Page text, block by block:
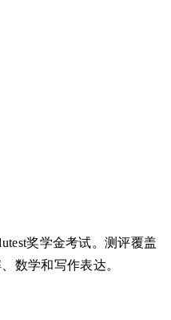
奖学金考试。测评覆盖
数学和写作表达。